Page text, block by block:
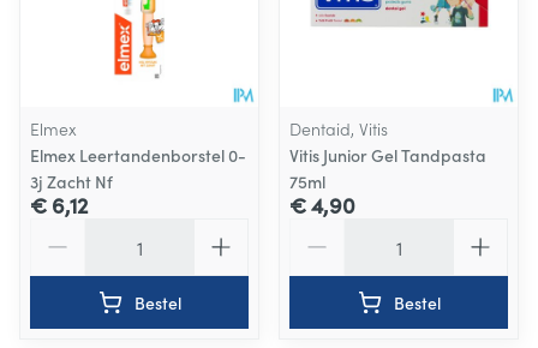
Elmex
Elmex Leertandenborstel 0-
3j Zacht Nf
€ 6,12
Bestel
Dentaid, Vitis
Vitis Junior Gel Tandpasta
75ml
€ 4,90
Bestel